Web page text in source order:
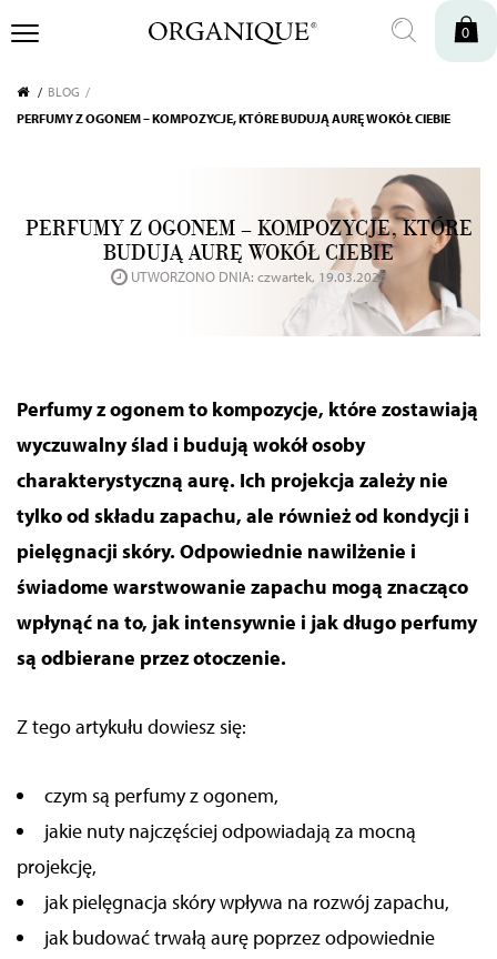
0
BLOG
PERFUMY Z OGONEM – KOMPOZYCJE, KTÓRE BUDUJĄ AURĘ WOKÓŁ CIEBIE
PERFUMY Z OGONEM – KOMPOZYCJE, KTÓRE
BUDUJĄ AURĘ WOKÓŁ CIEBIE
UTWORZONO DNIA: czwartek, 19.03.2026
Perfumy z ogonem to kompozycje, które zostawiają
wyczuwalny ślad i budują wokół osoby
charakterystyczną aurę. Ich projekcja zależy nie
tylko od składu zapachu, ale również od kondycji i
pielęgnacji skóry. Odpowiednie nawilżenie i
świadome warstwowanie zapachu mogą znacząco
wpłynąć na to, jak intensywnie i jak długo perfumy
są odbierane przez otoczenie.
Z tego artykułu dowiesz się:
czym są perfumy z ogonem,
jakie nuty najczęściej odpowiadają za mocną
projekcję,
jak pielęgnacja skóry wpływa na rozwój zapachu,
jak budować trwałą aurę poprzez odpowiednie